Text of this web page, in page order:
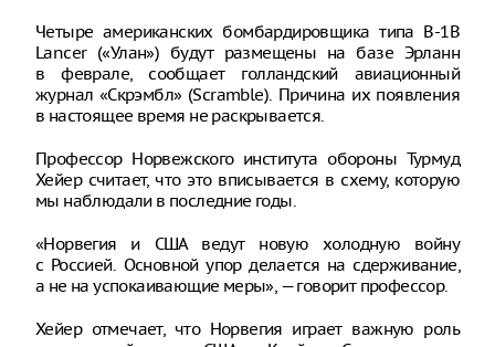
Четыре американских бомбардировщика типа B-1B
Lancer («Улан») будут размещены на базе Эрланн
в феврале, сообщает голландский авиационный
журнал «Скрэмбл» (Scramble). Причина их появления
в настоящее время не раскрывается.
Профессор Норвежского института обороны Турмуд
Хейер считает, что это вписывается в схему, которую
мы наблюдали в последние годы.
«Норвегия и США ведут новую холодную войну
с Россией. Основной упор делается на сдерживание,
а не на успокаивающие меры», — говорит профессор.
Хейер отмечает, что Норвегия играет важную роль